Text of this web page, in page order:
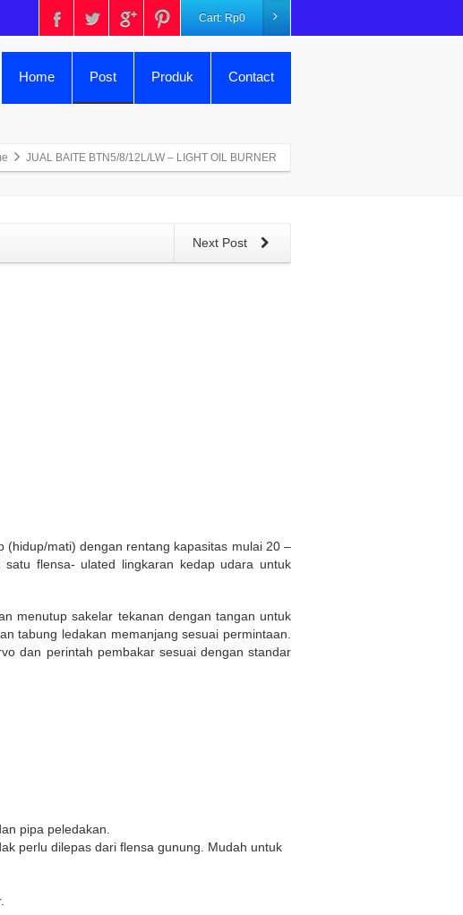
Cart: Rp0
Home Post Produk Contact
JUAL BAITE BTN5/8/12L/LW – LIGHT OIL BURNER
Next Post
(hidup/mati) dengan rentang kapasitas mulai 20 –
flensa- ulated lingkaran kedap udara untuk
menutup sakelar tekanan dengan tangan untuk
tabung ledakan memanjang sesuai permintaan.
dan perintah pembakar sesuai dengan standar
pipa peledakan.
perlu dilepas dari flensa gunung. Mudah untuk